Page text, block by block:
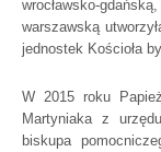
wrocławsko-
warszawską
jednostek Kościoła
W 2015 roku
Martyniaka z
biskupa